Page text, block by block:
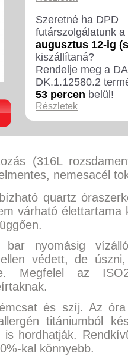
Szeretné ha DPD
futárszolgálatunk a
augusztus 12-ig
kiszállítaná?
Rendelje meg a
DK.1.12580.2
53 percen belül!
Részletek
(316L
nemesacél
quartz
várható élettartama
nyomásig
védett, de
Megfelel az
és szíj. Az
titániumból
is hordhatják.
kal könnyebb.